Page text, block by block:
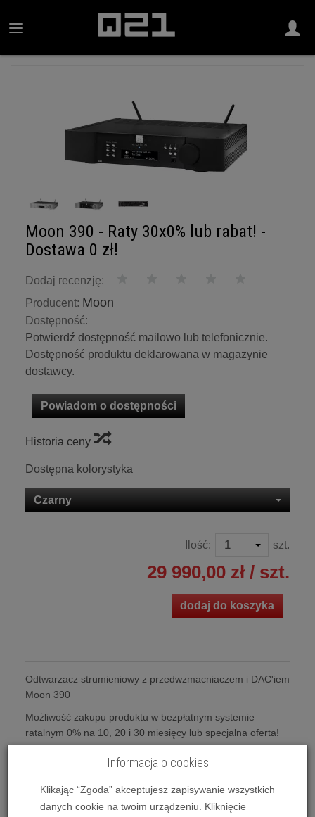
Moon 390 - Raty 30x0% lub rabat! -
Dostawa 0 zł!
Dodaj recenzję:
Producent: Moon
Dostępność:
Potwierdź dostępność mailowo lub telefonicznie.
Dostępność produktu deklarowana w magazynie
dostawcy.
Powiadom o dostępności
Historia ceny
Dostępna kolorystyka
Czarny
Ilość: szt.
29 990,00 zł / szt.
dodaj do koszyka
Odtwarzacz strumieniowy z przedwzmacniaczem i DAC'iem
Moon 390
Możliwość zakupu produktu w bezpłatnym systemie
ratalnym 0% na 10, 20 i 30 miesięcy lub specjalna oferta!
DAC'iem Moon 390
Informacja o cookies
Klikając “Zgoda” akceptujesz zapisywanie wszystkich
danych cookie na twoim urządzeniu. Kliknięcie